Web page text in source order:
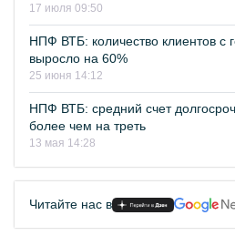
17 июля 09:50
НПФ ВТБ: количество клиентов с
выросло на 60%
25 июня 14:12
НПФ ВТБ: средний счет
более чем на треть
13 мая 14:28
Читайте нас в